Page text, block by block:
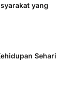
yang
Sehari